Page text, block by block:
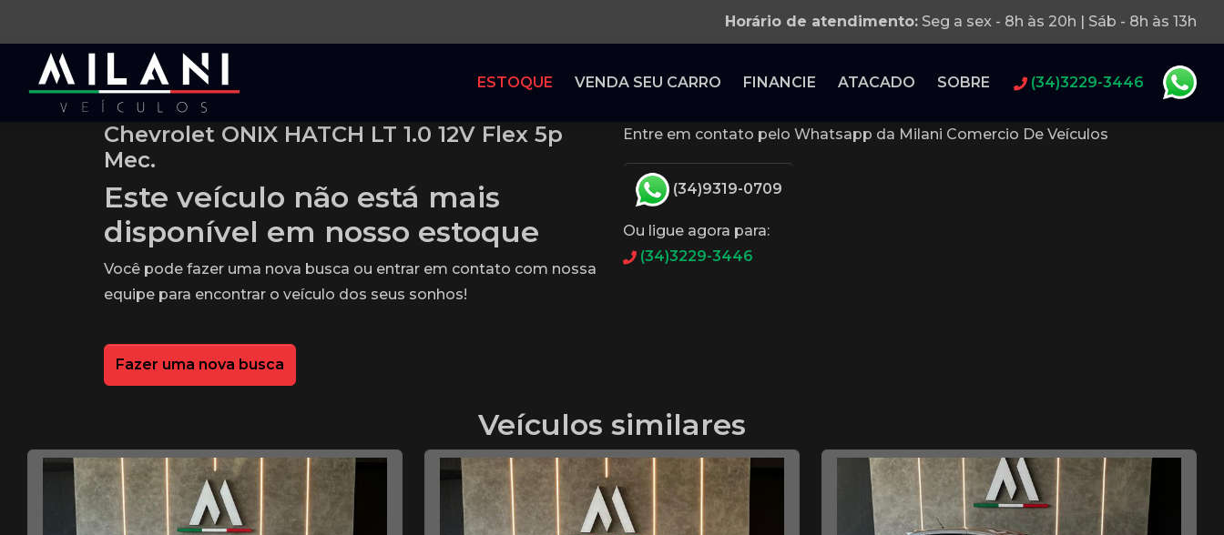
Horário de atendimento: Seg a sex - 8h às 20h | Sáb - 8h às 13h
ESTOQUE VENDA SEU CARRO FINANCIE ATACADO SOBRE (34)3229-3446
Chevrolet ONIX HATCH LT 1.0 12V Flex 5p
Mec.
Este veículo não está mais
disponível em nosso estoque
Você pode fazer uma nova busca ou entrar em contato com nossa
equipe para encontrar o veículo dos seus sonhos!
Fazer uma nova busca
Entre em contato pelo Whatsapp da Milani Comercio De Veículos
(34)9319-0709
Ou ligue agora para:
(34)3229-3446
Veículos similares